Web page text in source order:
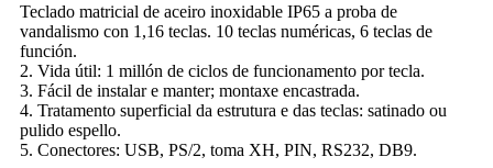
Teclado matricial de aceiro inoxidable IP65 a proba de
vandalismo con 1,16 teclas. 10 teclas numéricas, 6 teclas de
función.
2. Vida útil: 1 millón de ciclos de funcionamento por tecla.
3. Fácil de instalar e manter; montaxe encastrada.
4. Tratamento superficial da estrutura e das teclas: satinado ou
pulido espello.
5. Conectores: USB, PS/2, toma XH, PIN, RS232, DB9.